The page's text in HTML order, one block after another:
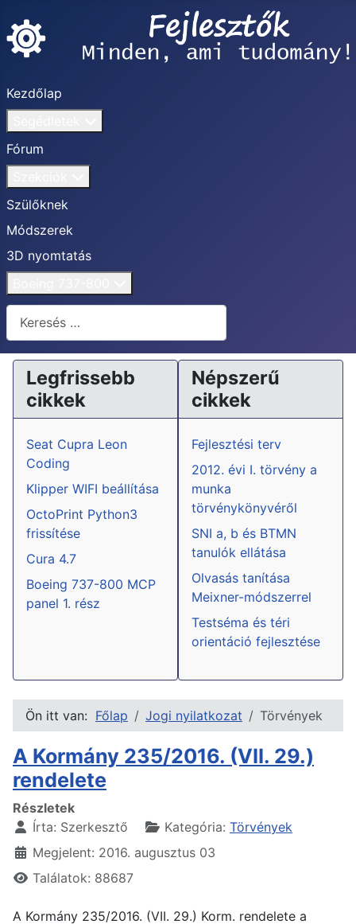
Kezdőlap
Fórum
Szülőknek
Módszerek
3D nyomtatás
Keresés...
Legfrissebb
cikkek
Seat Cupra Leon
Coding
Klipper WIFI beállítása
OctoPrint Python3
frissítése
Cura 4.7
Boeing 737-800 MCP
panel 1. rész
Népszerű
cikkek
Fejlesztési terv
2012. évi I. törvény a
munka
törvénykönyvéről
SNI a, b és BTMN
tanulók ellátása
Olvasás tanítása
Meixner-módszerrel
Testséma és téri
orientáció fejlesztése
Ön itt van: Főlap Jogi nyilatkozat Törvények
A Kormány 235/2016. (VII. 29.)
rendelete
Részletek
Írta: Szerkesztő Kategória: Törvények
Megjelent: 2016. augusztus 03
Találatok: 88687
A Kormány 235/2016. (VII. 29.) Korm. rendelete a